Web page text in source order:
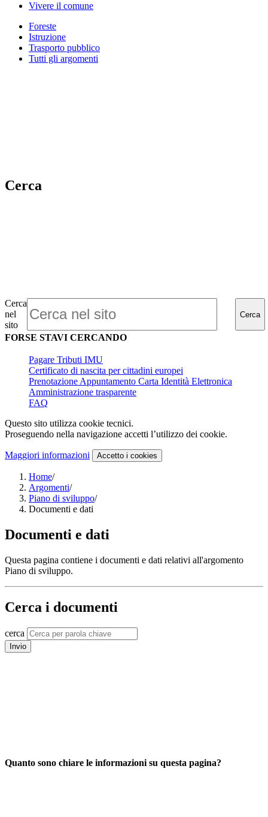
Vivere il comune
Foreste
Istruzione
Trasporto pubblico
Tutti gli argomenti
Cerca
Cerca
nel
sito
Cerca
FORSE STAVI CERCANDO
Pagare Tributi IMU
Certificato di nascita per cittadini europei
Prenotazione Appuntamento Carta Identità Elettronica
Amministrazione trasparente
FAQ
Questo sito utilizza cookie tecnici.
Proseguendo nella navigazione accetti l’utilizzo dei cookie.
Maggiori informazioni Accetto i cookies
Home/
Argomenti/
Piano di sviluppo/
Documenti e dati
Documenti e dati
Questa pagina contiene i documenti e dati relativi all'argomento
Piano di sviluppo.
Cerca i documenti
cerca
Invio
Quanto sono chiare le informazioni su questa pagina?